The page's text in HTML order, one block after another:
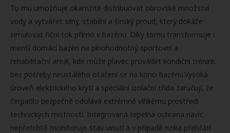
To mu umožňuje okamžitě distribuovat obrovské množství
vody a vytvářet silný, stabilní a široký proud, který dokáže
simulovat říční tok přímo v bazénu. Díky tomu transformuje i
menší domácí bazén na plnohodnotný sportovní a
rehabilitační areál, kde může plavec provádět kondiční trénink
bez potřeby neustálého otáčení se na konci bazénu.Vysoká
úroveň elektrického krytí a speciální izolační třída zaručují, že
čerpadlo bezpečně odolává extrémně vlhkému prostředí
technických místností. Integrovaná tepelná ochrana navíc
nepřetržitě monitoruje stav vinutí a v případě rizika přehřátí